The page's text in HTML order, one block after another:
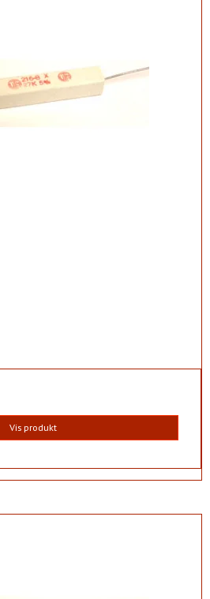
Vis produkt